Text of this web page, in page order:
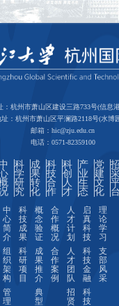
：杭州市萧山区建设三路733号(信息
址：杭州市萧山区平澜路2118号(水博
邮箱：hic@zju.edu.cn
电话：0571-82359100
中
心
简
介
组
织
架
构
管
理
科
学
研
究
科
技
成
果
科
研
项
目
成
果
转
化
概
念
验
证
成
果
推
介
典
型
科
技
合
作
合
作
概
况
合
作
案
例
科
创
人
才
人
才
计
划
人
才
团
队
招
贤
产
业
生
态
启
真
科
技
科
技
金
融
科
技
党
建
文
化
理
论
学
习
支
部
风
采
招
台